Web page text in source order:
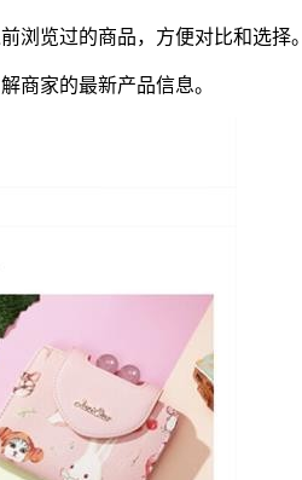
浏览过的商品，方便对比和选择。
商家的最新产品信息。